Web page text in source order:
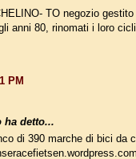
TO negozio
anni 80, rinomati i loro
PM
ha detto...
di 390 marche di bici da